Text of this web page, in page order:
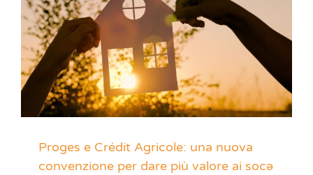
Proges e Crédit Agricole: una nuova
convenzione per dare più valore ai socə